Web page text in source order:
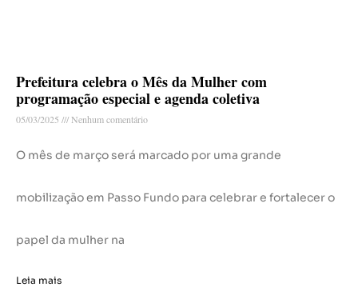
Prefeitura celebra o Mês da Mulher com
programação especial e agenda coletiva
05/03/2025 Nenhum comentário
O mês de março será marcado por uma grande
mobilização em Passo Fundo para celebrar e fortalecer o
papel da mulher na
Leia mais